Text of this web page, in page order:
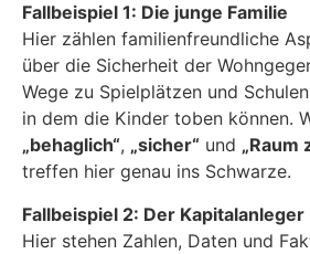
Fallbeispiel 1: Die junge Familie
Hier zählen familienfreundliche
über die Sicherheit der
Wege zu Spielplätzen und
in dem die Kinder toben können.
„behaglich“, „sicher“ und „Raum
treffen hier genau ins Schwarze.
Fallbeispiel 2: Der Kapitalanleger
Hier stehen Zahlen, Daten und